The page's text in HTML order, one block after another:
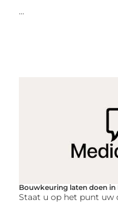
...
Bouwkeuring laten doen in
Staat u op het punt uw